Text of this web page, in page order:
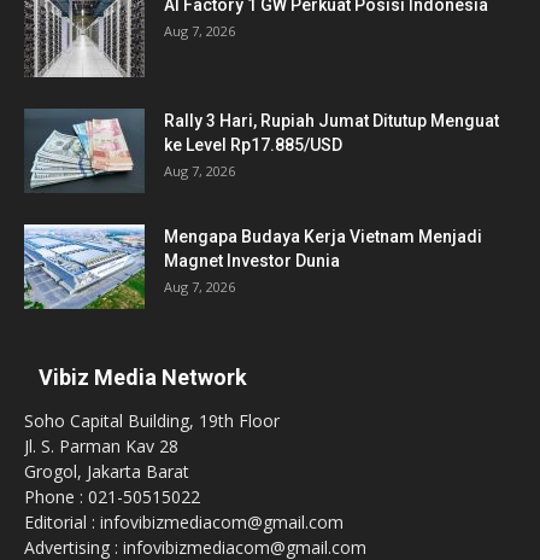
AI Factory 1 GW Perkuat Posisi Indonesia
Aug 7, 2026
Rally 3 Hari, Rupiah Jumat Ditutup Menguat
ke Level Rp17.885/USD
Aug 7, 2026
Mengapa Budaya Kerja Vietnam Menjadi
Magnet Investor Dunia
Aug 7, 2026
Vibiz Media Network
Soho Capital Building, 19th Floor
Jl. S. Parman Kav 28
Grogol, Jakarta Barat
Phone : 021-50515022
Editorial : infovibizmediacom@gmail.com
Advertising : infovibizmediacom@gmail.com